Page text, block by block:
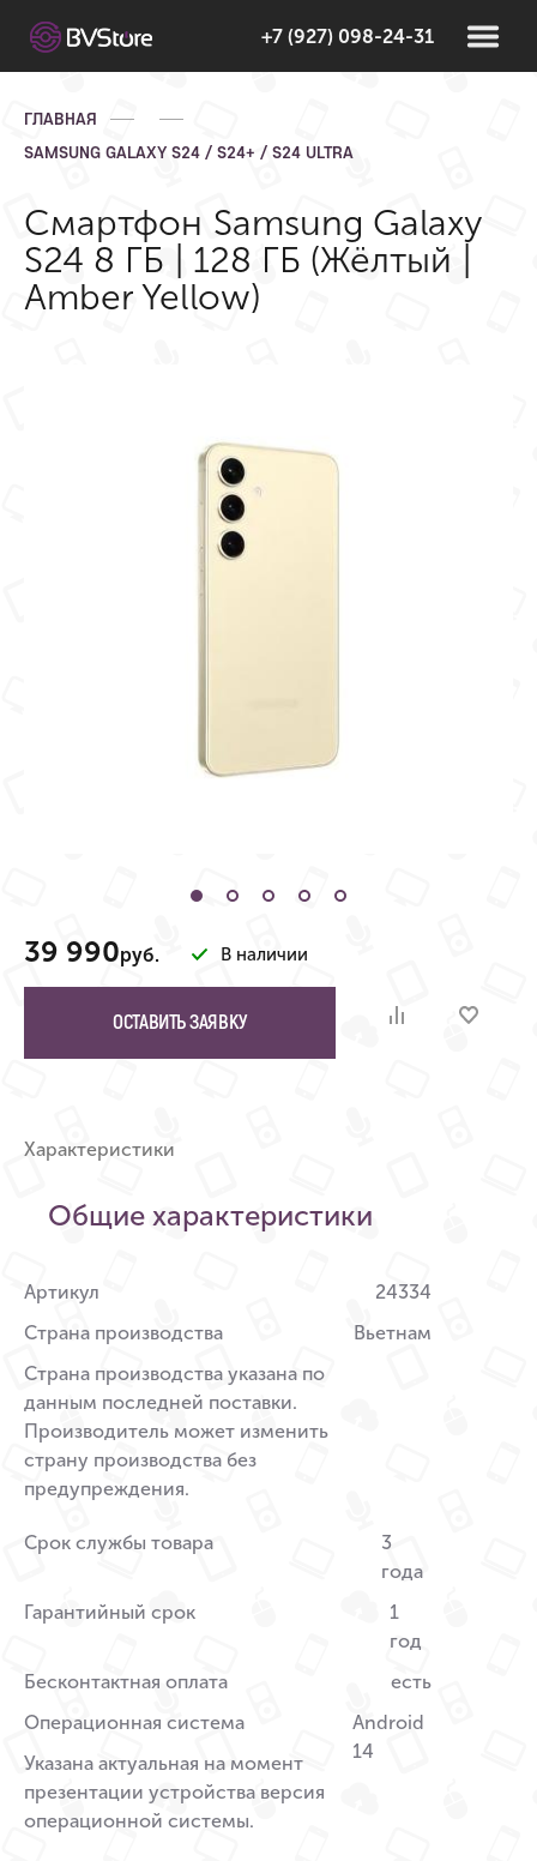
+7 (927) 098-24-31
ГЛАВНАЯ
SAMSUNG GALAXY S24 / S24+ / S24 ULTRA
Смартфон Samsung Galaxy
S24 8 ГБ | 128 ГБ (Жёлтый |
Amber Yellow)
39 990руб. В наличии
ОСТАВИТЬ ЗАЯВКУ
Характеристики
Общие характеристики
Артикул
24334
Страна производства
Страна производства указана по
данным последней поставки.
Производитель может изменить
страну производства без
предупреждения.
Вьетнам
Срок службы товара
3
года
Гарантийный срок
1
год
Бесконтактная оплата
есть
Операционная система
Указана актуальная на момент
презентации устройства версия
операционной системы.
Android
14